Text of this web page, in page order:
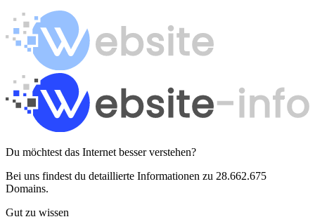
Du möchtest das Internet besser verstehen?
Bei uns findest du detaillierte Informationen zu 28.662.675
Domains.
Gut zu wissen